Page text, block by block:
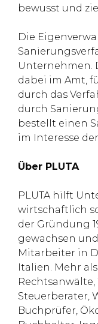
bewusst und
Die
Unternehmen.
dabei im Amt,
durch das
durch
bestellt einen
im Interesse
Über PLUTA
PLUTA hilft
wirtschaftlich
der Gründung
gewachsen
Mitarbeiter in
Italien. Mehr
Steuerberater,
Buchprüfer,